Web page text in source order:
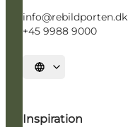
info@rebildporten.dk
+45 9988 9000
Sprache auswählen
Inspiration